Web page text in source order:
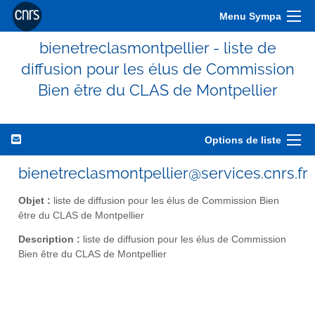
Menu Sympa
bienetreclasmontpellier - liste de
diffusion pour les élus de Commission
Bien être du CLAS de Montpellier
Options de liste
bienetreclasmontpellier@services.cnrs.fr
Objet : liste de diffusion pour les élus de Commission Bien
être du CLAS de Montpellier
Description : liste de diffusion pour les élus de Commission
Bien être du CLAS de Montpellier